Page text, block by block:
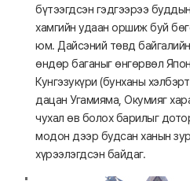
бүтээгдсэн гэдгээрээ
хамгийн удаан оршиж буй
юм. Дайсэний төвд
өндөр баганыг өнгөрвөл
Кунгэзукүри (бунханы
дацан Угамияма, Окумияг
чухал өв болох барилыг
модон дээр будсан ханын
хүрээлэгдсэн байдаг.